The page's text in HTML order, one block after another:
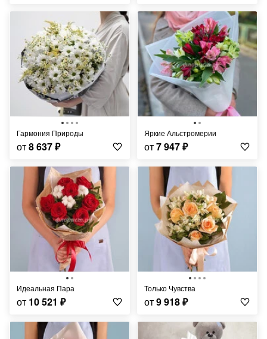
Гармония Природы
от8 637₽
Яркие Альстромерии
от7 947₽
Идеальная Пара
от 10 521 ₽
Только Чувства
от9 918₽